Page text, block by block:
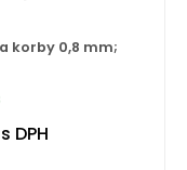
korby 0,8 mm;
s DPH